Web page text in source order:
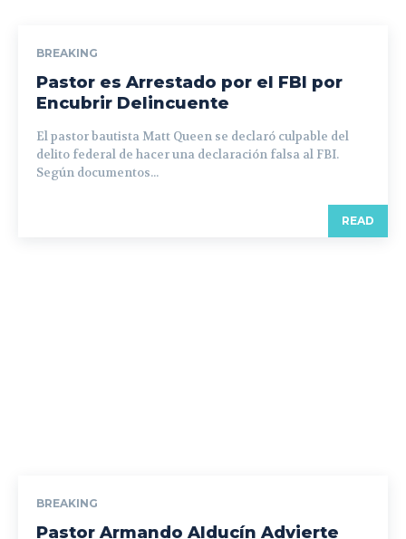
BREAKING
Pastor es Arrestado por el FBI por
Encubrir Delincuente
El pastor bautista Matt Queen se declaró culpable del
delito federal de hacer una declaración falsa al FBI.
Según documentos...
READ
BREAKING
Pastor Armando Alducín Advierte